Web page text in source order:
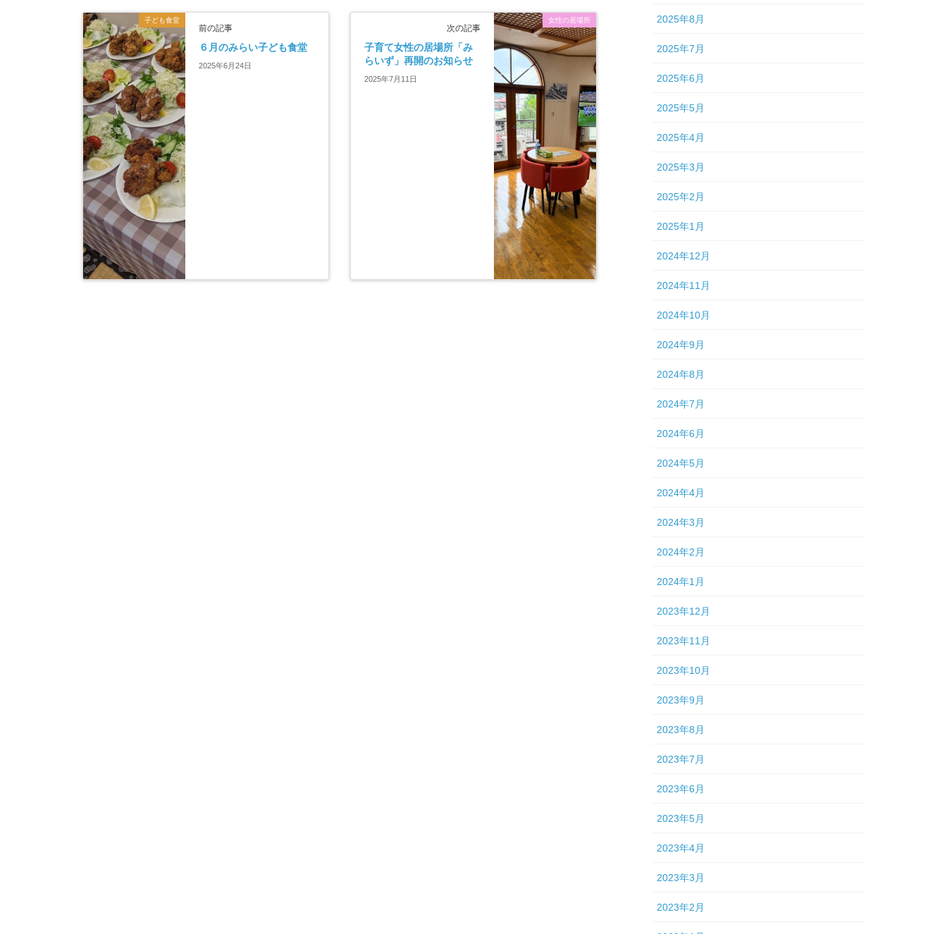
子ども食堂
前の記事
６月のみらい子ども食堂
2025年6月24日
女性の居場所
次の記事
子育て女性の居場所「み
らいず」再開のお知らせ
2025年7月11日
2025年8月
2025年7月
2025年6月
2025年5月
2025年4月
2025年3月
2025年2月
2025年1月
2024年12月
2024年11月
2024年10月
2024年9月
2024年8月
2024年7月
2024年6月
2024年5月
2024年4月
2024年3月
2024年2月
2024年1月
2023年12月
2023年11月
2023年10月
2023年9月
2023年8月
2023年7月
2023年6月
2023年5月
2023年4月
2023年3月
2023年2月